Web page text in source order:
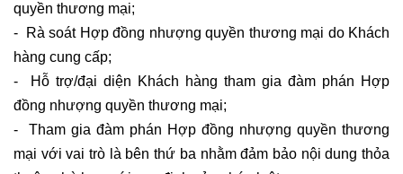
quyền thương mại;
- Rà soát Hợp đồng nhượng quyền thương mại do Khách
hàng cung cấp;
- Hỗ trợ/đại diện Khách hàng tham gia đàm phán Hợp
đồng nhượng quyền thương mại;
- Tham gia đàm phán Hợp đồng nhượng quyền thương
mại với vai trò là bên thứ ba nhằm đảm bảo nội dung thỏa